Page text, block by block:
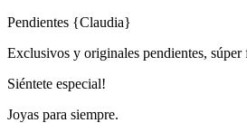
Pendientes {Claudia}
Exclusivos y originales pendientes, súper
Siéntete especial!
Joyas para siempre.